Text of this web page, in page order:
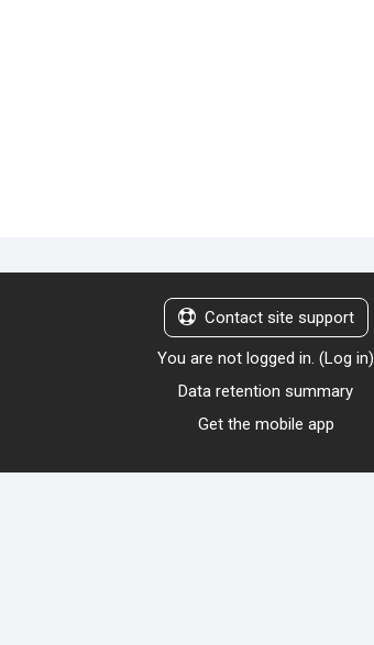
Contact site support
You are not logged in. (Log in)
Data retention summary
Get the mobile app